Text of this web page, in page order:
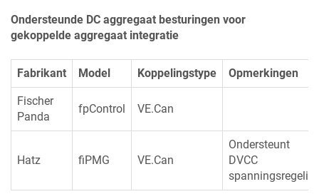
Ondersteunde DC aggregaat besturingen voor
gekoppelde aggregaat integratie
Fabrikant Model Koppelingstype Opmerkingen
Fischer
Panda
fpControl VE.Can
Hatz fiPMG VE.Can
Ondersteunt
DVCC